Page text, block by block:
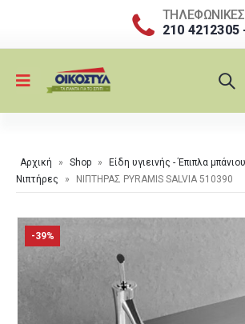
ΤΗΛΕΦΩΝΙΚΕΣ
210 4212305
Αρχική » Shop » Είδη υγιεινής - Έπιπλα μπάνιου
Νιπτήρες
» ΝΙΠΤΗΡΑΣ PYRAMIS SALVIA 510390
-39%